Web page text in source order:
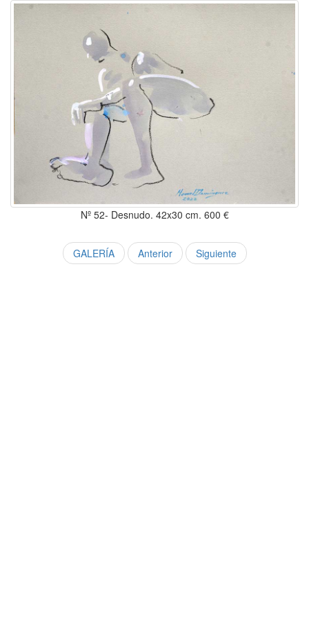
Nº 52- Desnudo. 42x30 cm. 600 €
GALERÍA Anterior Siguiente